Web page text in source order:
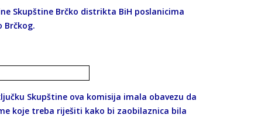
Skupštine Brčko distrikta BiH poslanicima
Brčkog.
Skupštine ova komisija imala obavezu da
koje treba riješiti kako bi zaobilaznica bila